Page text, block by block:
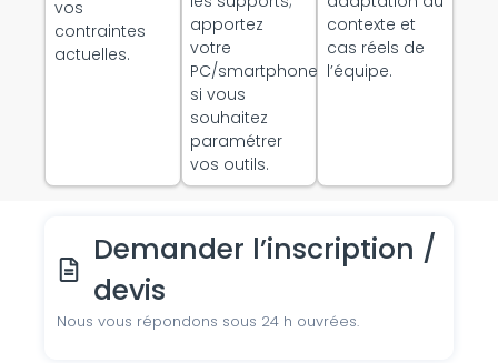
vos
contraintes
actuelles.
apportez
votre
PC/smartphone
si vous
souhaitez
paramétrer
vos outils.
contexte et
cas réels de
l’équipe.
Demander l’inscription /
devis
Nous vous répondons sous 24 h ouvrées.